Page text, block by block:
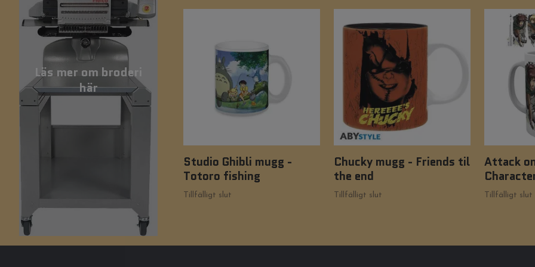
Läs mer om broderi
här
Studio Ghibli mugg -
Totoro fishing
Tillfälligt slut
Chucky mugg - Friends til
the end
Tillfälligt slut
Attack
Tillfälligt slut